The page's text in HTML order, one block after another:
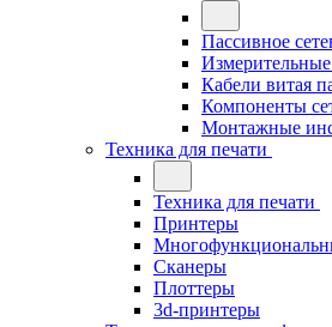
Пассивное
Кабели витая
Компоненты
Монтажные
Техника для печати
Техника для печати
Принтеры
Сканеры
Плоттеры
3d-принтеры